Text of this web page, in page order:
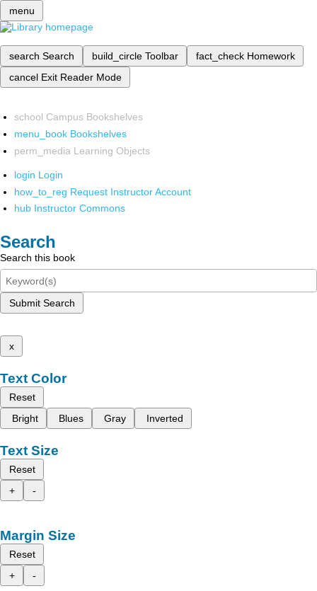
menu
search Search build_circle Toolbar fact_check Homework
cancel Exit Reader Mode
school Campus Bookshelves
menu_book Bookshelves
perm_media Learning Objects
login Login
how_to_reg Request Instructor Account
hub Instructor Commons
Search
Search this book
Submit Search
x
Text Color
Reset
Bright
Blues Gray Inverted
Text Size
Reset
+
-
Margin Size
Reset
+
-